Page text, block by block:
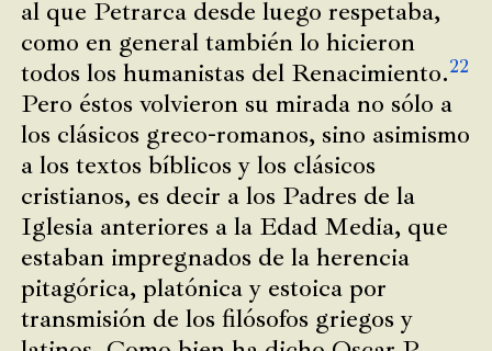
al que Petrarca desde luego respetaba,
como en general también lo hicieron
todos los humanistas del Renacimiento.22
Pero éstos volvieron su mirada no sólo a
los clásicos greco-romanos, sino asimismo
a los textos bíblicos y los clásicos
cristianos, es decir a los Padres de la
Iglesia anteriores a la Edad Media, que
estaban impregnados de la herencia
pitagórica, platónica y estoica por
transmisión de los filósofos griegos y